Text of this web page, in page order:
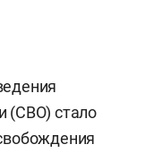
(СВО) стало